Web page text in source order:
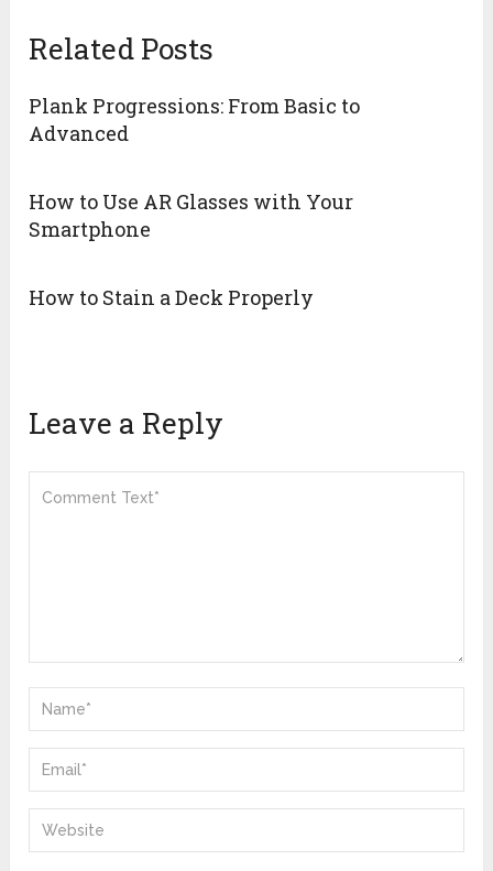
Related Posts
Plank Progressions: From Basic to
Advanced
How to Use AR Glasses with Your
Smartphone
How to Stain a Deck Properly
Leave a Reply